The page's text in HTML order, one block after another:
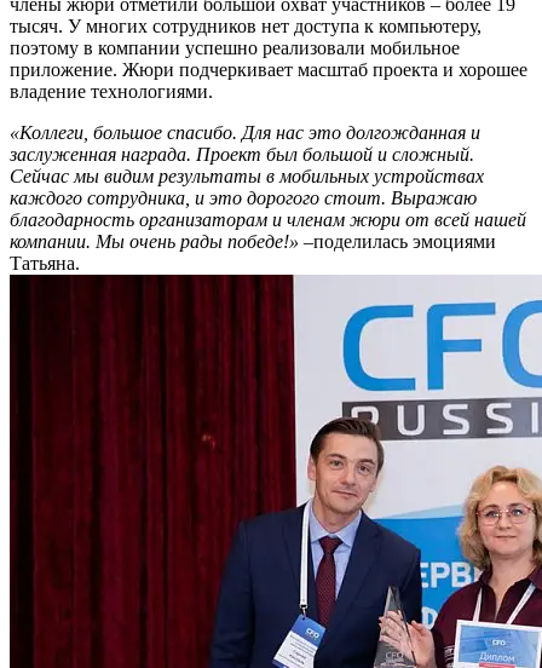
тысяч. У многих сотрудников нет доступа к компьютеру,
поэтому в компании успешно реализовали мобильное
приложение. Жюри подчеркивает масштаб проекта и хорошее
владение технологиями.
«Коллеги, большое спасибо. Для нас это долгожданная и
заслуженная награда. Проект был большой и сложный.
Сейчас мы видим результаты в мобильных устройствах
каждого сотрудника, и это дорогого стоит. Выражаю
благодарность организаторам и членам жюри от всей нашей
компании. Мы очень рады победе!» –поделилась эмоциями
Татьяна.